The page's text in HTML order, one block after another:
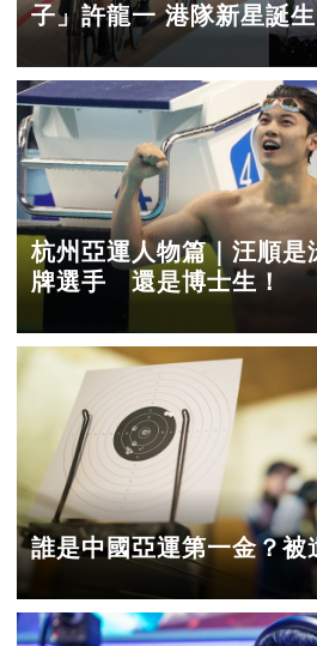
子」許龍一 港隊新星誕生
杭州亞運人物篇｜汪順
牌選手 還是博士生！
誰是中國亞運第一金？被